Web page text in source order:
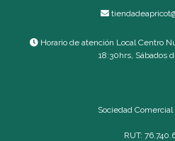
Horario de atención Local Centro
18:30hrs, Sábados
Sociedad
RUT: